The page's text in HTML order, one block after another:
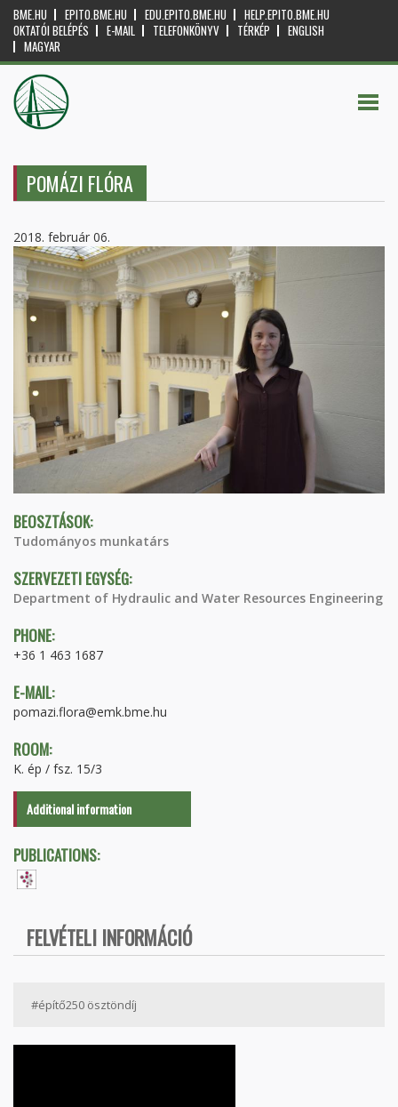
BME.HU EPITO.BME.HU EDU.EPITO.BME.HU
HELP.EPITO.BME.HU
OKTATÓI BELÉPÉS
E-MAIL TELEFONKÖNYV TÉRKÉP
ENGLISH
MAGYAR
POMÁZI FLÓRA
2018. február 06.
BEOSZTÁSOK:
Tudományos munkatárs
SZERVEZETI EGYSÉG:
Department of Hydraulic and Water Resources Engineering
PHONE:
+36 1 463 1687
E-MAIL:
pomazi.flora@emk.bme.hu
ROOM:
K. ép / fsz. 15/3
Additional information
PUBLICATIONS:
FELVÉTELI INFORMÁCIÓ
#építő250 ösztöndíj